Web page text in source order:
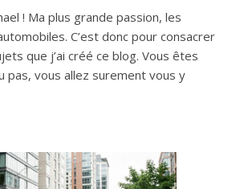
! Ma plus grande passion, les
C’est donc pour consacrer
que j’ai créé ce blog. Vous êtes
pas, vous allez surement vous y